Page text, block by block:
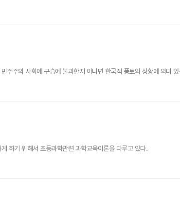
주주의 사회에 구습에 불과한지 아니면 한국적 풍토와 상황에 의미
하기 위해서 초등과학관련 과학교육이론을 다루고 있다.